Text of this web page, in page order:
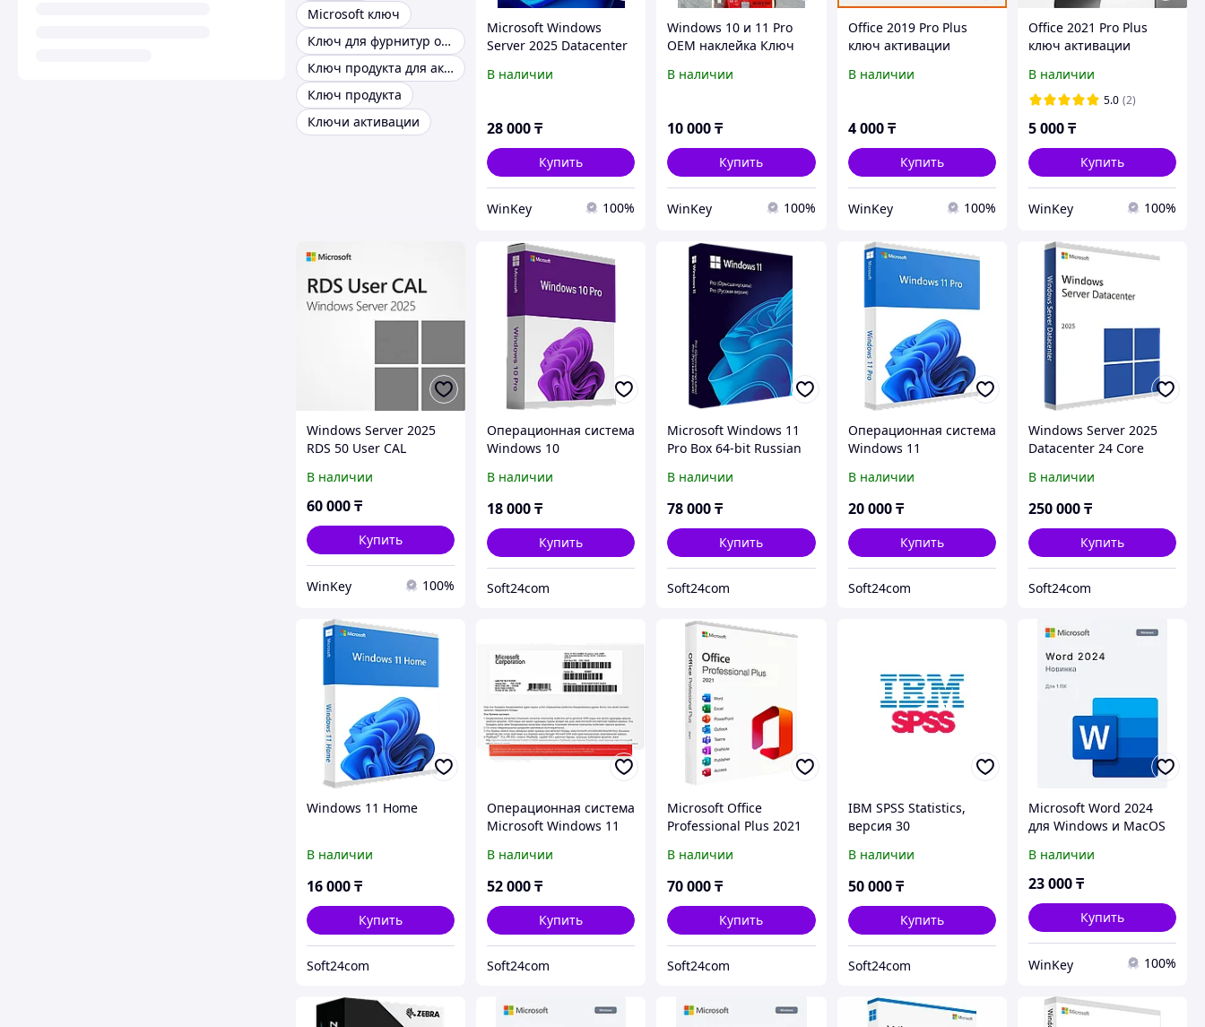
Microsoft ключ
Ключ для фурнитур оконной
Ключ продукта для активации windows
Ключ продукта
Ключи активации
Microsoft Windows
Server 2025 Datacenter
В наличии
28 000₸
Купить
WinKey 100%
Windows 10 и 11 Pro
ОЕМ наклейка Ключ
В наличии
10 000₸
Купить
WinKey 100%
Office 2019 Pro Plus
ключ активации
В наличии
4 000 ₸
Купить
WinKey 100%
Office 2021 Pro Plus
ключ активации
В наличии
5.0 (2)
5 000₸
Купить
WinKey 100%
Windows Server 2025
RDS 50 User CAL
В наличии
60 000₸
Купить
WinKey 100%
Операционная система
Windows 10
В наличии
18 000₸
Купить
Soft24com
Microsoft Windows 11
Pro Box 64-bit Russian
В наличии
78 000₸
Купить
Soft24com
Операционная система
Windows 11
В наличии
20 000 ₸
Купить
Soft24com
Windows Server 2025
Datacenter 24 Core
В наличии
250 000₸
Купить
Soft24com
Windows 11 Home
В наличии
16 000₸
Купить
Soft24com
Операционная система
Microsoft Windows 11
DSP OEI DVD FQC-10548
В наличии
52 000₸
Купить
Soft24com
Microsoft Office
Professional Plus 2021
записи.
В наличии
70 000₸
Купить
Soft24com
IBM SPSS Statistics,
версия 30
В наличии
50 000 ₸
Купить
Soft24com
Microsoft Word 2024
для Windows и MacOS
В наличии
23 000₸
Купить
WinKey 100%